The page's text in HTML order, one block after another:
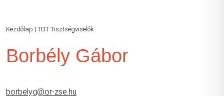
Kezdőlap | TDT Tisztségviselők
Borbély Gábor
borbelyg@or-zse.hu